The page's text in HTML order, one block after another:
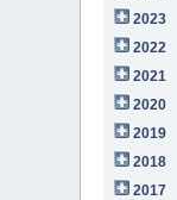
2023
2022
2021
2020
2019
2018
2017